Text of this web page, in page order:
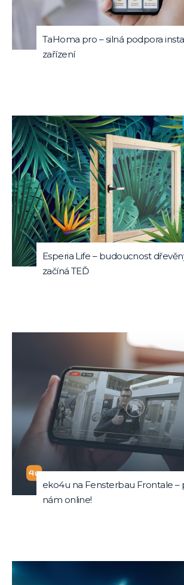
TaHoma pro – silná podpora
zařízení
Esperia Life – budoucnost
začíná TEĎ
eko4u na Fensterbau Frontale –
nám online!